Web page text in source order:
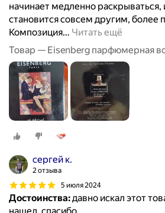
начинает медленно
становится совсем другим, более
Композиция… Читать ещё
Товар — Eisenberg парфюмерная
сергей к.
2 отзыва
5 июля 2024
Достоинства:давно искал этот